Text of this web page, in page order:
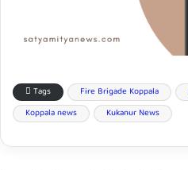
Tags Fire Brigade Koppala
Koppala news
Kukanur News